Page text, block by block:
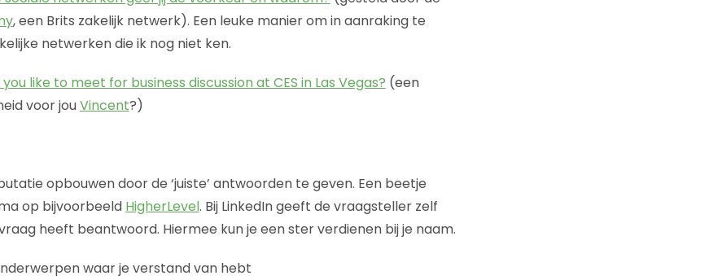
, een Brits zakelijk netwerk). Een leuke manier om in aanraking te
netwerken die ik nog niet ken.
like to meet for business discussion at CES in Las Vegas? (een
voor jouVincent?)
opbouwen door de ‘juiste’ antwoorden te geven. Een beetje
op bijvoorbeeld HigherLevel. Bij LinkedIn geeft de vraagsteller zelf
heeft beantwoord. Hiermee kun je een ster verdienen bij je naam.
waar je verstand van hebt